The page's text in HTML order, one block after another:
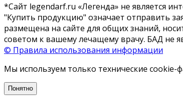
*Сайт legendarf.ru «Легенда» не является
"Купить продукцию" означает отправить
размещена на сайте для общих знаний,
советом к вашему лечащему врачу. БАД не
© Правила использования информации
Мы используем только технические
Понятно